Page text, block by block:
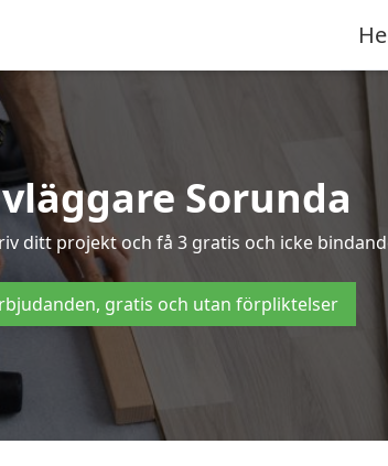
Sorunda
ditt projekt och få 3 gratis och icke
gratis och utan förpliktelser